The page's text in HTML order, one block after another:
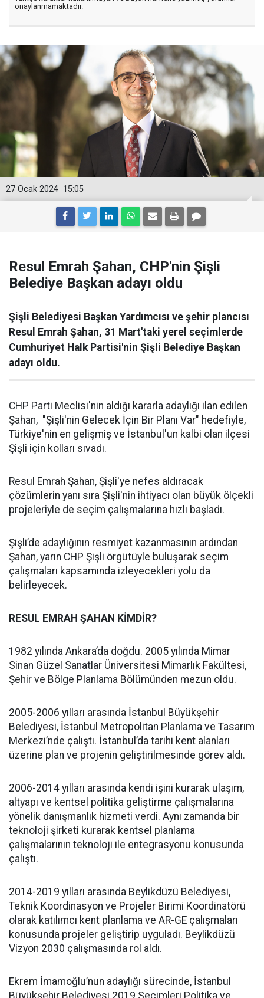
onaylanmamaktadır.
15:05
27 Ocak 2024
Resul Emrah Şahan, CHP'nin Şişli
Belediye Başkan adayı oldu
Şişli Belediyesi Başkan Yardımcısı ve şehir plancısı
Resul Emrah Şahan, 31 Mart'taki yerel seçimlerde
Cumhuriyet Halk Partisi'nin Şişli Belediye Başkan
adayı oldu.
CHP Parti Meclisi'nin aldığı kararla adaylığı ilan edilen
Şahan, "Şişli'nin Gelecek İçin Bir Planı Var" hedefiyle,
Türkiye'nin en gelişmiş ve İstanbul'un kalbi olan ilçesi
Şişli için kolları sıvadı.
Resul Emrah Şahan, Şişli'ye nefes aldıracak
çözümlerin yanı sıra Şişli'nin ihtiyacı olan büyük ölçekli
projeleriyle de seçim çalışmalarına hızlı başladı.
Şişli’de adaylığının resmiyet kazanmasının ardından
Şahan, yarın CHP Şişli örgütüyle buluşarak seçim
çalışmaları kapsamında izleyecekleri yolu da
belirleyecek.
RESUL EMRAH ŞAHAN KİMDİR?
1982 yılında Ankara’da doğdu. 2005 yılında Mimar
Sinan Güzel Sanatlar Üniversitesi Mimarlık Fakültesi,
Şehir ve Bölge Planlama Bölümünden mezun oldu.
2005-2006 yılları arasında İstanbul Büyükşehir
Belediyesi, İstanbul Metropolitan Planlama ve Tasarım
Merkezi’nde çalıştı. İstanbul’da tarihi kent alanları
üzerine plan ve projenin geliştirilmesinde görev aldı.
2006-2014 yılları arasında kendi işini kurarak ulaşım,
altyapı ve kentsel politika geliştirme çalışmalarına
yönelik danışmanlık hizmeti verdi. Aynı zamanda bir
teknoloji şirketi kurarak kentsel planlama
çalışmalarının teknoloji ile entegrasyonu konusunda
çalıştı.
2014-2019 yılları arasında Beylikdüzü Belediyesi,
Teknik Koordinasyon ve Projeler Birimi Koordinatörü
olarak katılımcı kent planlama ve AR-GE çalışmaları
konusunda projeler geliştirip uyguladı. Beylikdüzü
Vizyon 2030 çalışmasında rol aldı.
Ekrem İmamoğlu’nun adaylığı sürecinde, İstanbul
Büyükşehir Belediyesi 2019 Seçimleri Politika ve